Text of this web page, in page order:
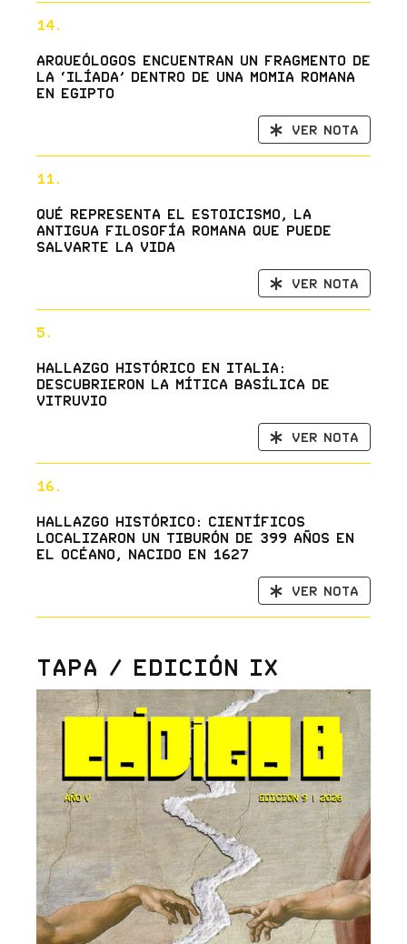
14.
Arqueólogos encuentran un fragmento de
la ‘Ilíada’ dentro de una momia romana
en Egipto
Ver nota
11.
Qué representa el estoicismo, la
antigua filosofía romana que puede
salvarte la vida
Ver nota
5.
Hallazgo histórico en Italia:
descubrieron la mítica Basílica de
Vitruvio
Ver nota
16.
Hallazgo histórico: científicos
localizaron un tiburón de 399 años en
el océano, nacido en 1627
Ver nota
Tapa / Edición IX